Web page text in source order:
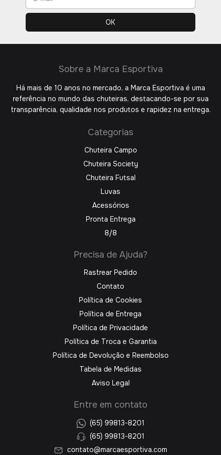
Sobre a Marca Esportiva
Há mais de 10 anos no mercado, a Marca Esportiva é uma
referência no mundo das chuteiras, destacando-se por sua
transparência, qualidade nos produtos e rapidez na entrega.
Categorias
Chuteira Campo
Chuteira Society
Chuteira Futsal
Luvas
Acessórios
Pronta Entrega
8/8
Precisa de Ajuda?
Rastrear Pedido
Contato
Política de Cookies
Política de Entrega
Política de Privacidade
Política de Troca e Garantia
Política de Devolução e Reembolso
Tabela de Medidas
Aviso Legal
Entre em contato
(65) 99813-8201
(65) 99813-8201
contato@marcaesportiva.com